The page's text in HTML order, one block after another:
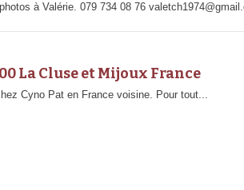
à Valérie. 079 734 08 76
La Cluse et Mijoux France
Cyno Pat en France voisine. Pour tout...